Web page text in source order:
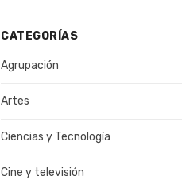
CATEGORÍAS
Agrupación
Artes
Ciencias y Tecnología
Cine y televisión